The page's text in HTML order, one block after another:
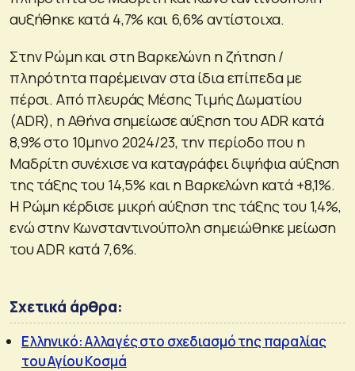
αυξήθηκε κατά 4,7% και 6,6% αντίστοιχα.
Στην Ρώμη και στη Βαρκελώνη η ζήτηση /
πληρότητα παρέμειναν στα ίδια επίπεδα με
πέρσι. Από πλευράς Μέσης Τιμής Δωματίου
(ADR), η Αθήνα σημείωσε αύξηση του ADR κατά
8,9% στο 10μηνο 2024/23, την περίοδο που η
Μαδρίτη συνέχισε να καταγράφει διψήφια αύξηση
της τάξης του 14,5% και η Βαρκελώνη κατά +8,1%.
Η Ρώμη κέρδισε μικρή αύξηση της τάξης του 1,4%,
ενώ στην Κωνσταντινούπολη σημειώθηκε μείωση
του ADR κατά 7,6%.
Σχετικά άρθρα:
Ελληνικό: Αλλαγές στο σχεδιασμό της παραλίας
του Αγίου Κοσμά